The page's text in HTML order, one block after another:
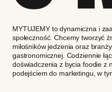
MYTUJEMY to dynamiczna i
społeczność. Chcemy tworzyć
miłośników jedzenia oraz branży
gastronomicznej. Codziennie
doświadczenia z bycia foodie z
podejściem do marketingu, w